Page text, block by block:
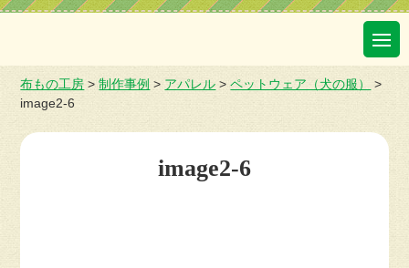
布もの工房 >制作事例 > アパレル >ペットウェア（犬の服）
>
image2-6
image2-6